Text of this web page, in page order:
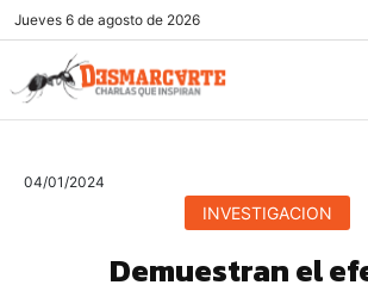
Jueves 6 de agosto de 2026
04/01/2024
INVESTIGACION
Demuestran el